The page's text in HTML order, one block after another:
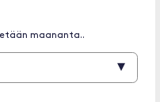
maananta..
▾